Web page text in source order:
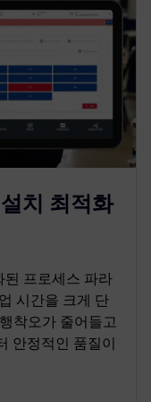
치 최적화
된 프로세스 파라
시간을 크게 단
착오가 줄어들고
안정적인 품질이